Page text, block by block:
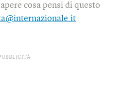
cosa pensi di questo
PUBBLICITÀ